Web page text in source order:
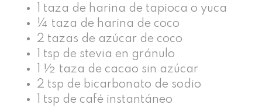
1 taza de harina de tapioca o yuca
¼ taza de harina de coco
2 tazas de azúcar de coco
1 tsp de stevia en gránulo
1 ½ taza de cacao sin azúcar
2 tsp de bicarbonato de sodio
1 tsp de café instantáneo